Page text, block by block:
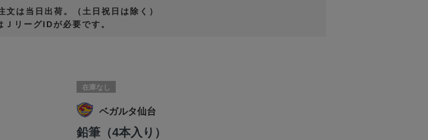
は当日出荷。（土日祝日は除く）
ＪリーグIDが必要です。
在庫なし
ベガルタ仙台
鉛筆（4本入り）